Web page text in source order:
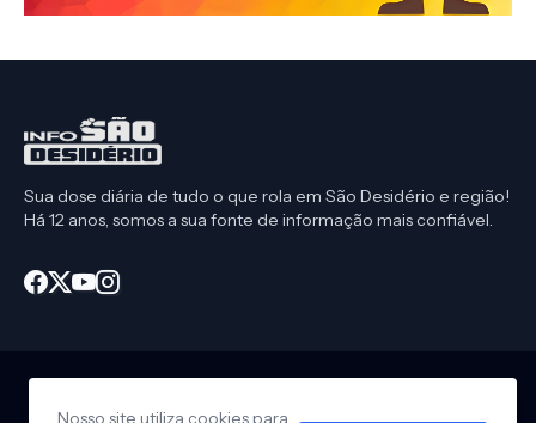
Sua dose diária de tudo o que rola em São Desidério e região!
Há 12 anos, somos a sua fonte de informação mais confiável.
Nosso site utiliza cookies para